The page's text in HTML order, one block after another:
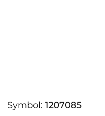
Symbol: 1207085